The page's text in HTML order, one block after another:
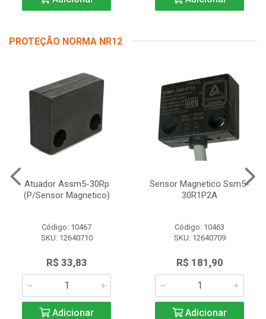
PROTEÇÃO NORMA NR12
Atuador Assm5-30Rp
(P/Sensor Magnetico)
Código: 10467
SKU: 12640710
R$ 33,83
Adicionar
Sensor Magnetico Ssm5-
30R1P2A
Código: 10463
SKU: 12640709
R$ 181,90
Adicionar